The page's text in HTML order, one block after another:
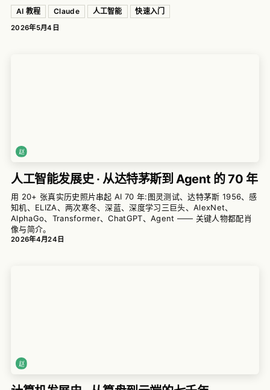
AI 教程 Claude 人工智能 快速入门
2026年5月4日
人工智能发展史 · 从达特茅斯到 Agent 的 70 年
用 20+ 张真实历史照片串起 AI 70 年:图灵测试、达特茅斯 1956、感
知机、ELIZA、两次寒冬、深蓝、深度学习三巨头、AlexNet、
AlphaGo、Transformer、ChatGPT、Agent —— 关键人物都配肖
像与简介。
2026年4月24日